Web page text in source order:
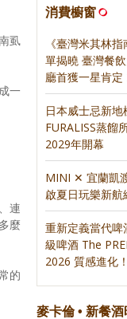
虱
一
連
麼
的
消費櫥窗
《臺灣米其林
單揭曉 臺灣餐
廳首獲一星肯
日本威士忌新
FURALISS蒸餾
2029年開幕
MINI ✕ 宜蘭凱
啟夏日玩樂新航
重新定義當代
級啤酒 The
2026 質感進化！
麥卡倫 • 新餐